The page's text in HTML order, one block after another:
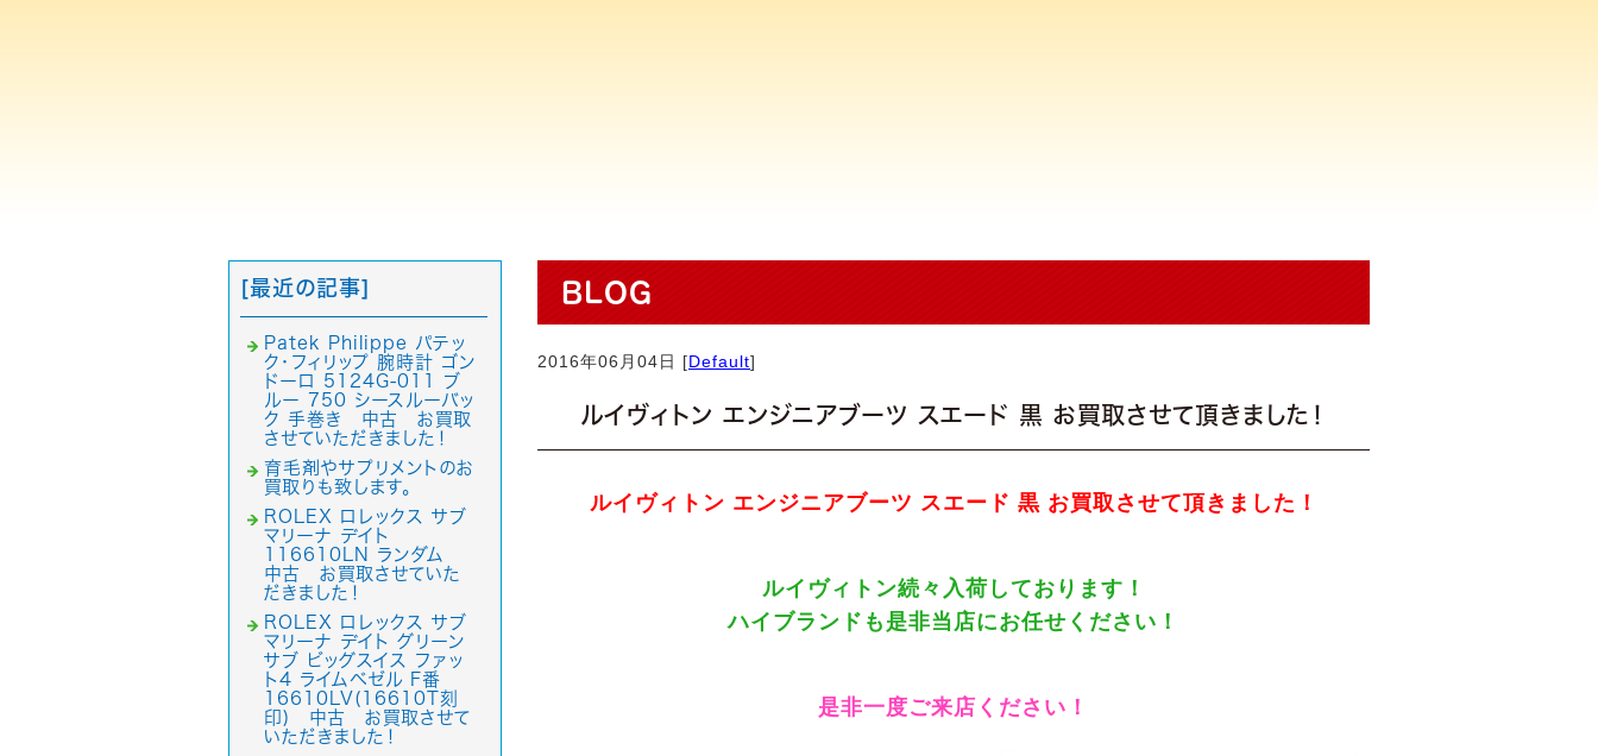
BLOG
2016年06月04日 [Default]
ルイヴィトン エンジニアブーツ スエード 黒 お買取させて頂きました！
ルイヴィトン エンジニアブーツ スエード 黒 お買取させて頂きました！
ルイヴィトン続々入荷しております！
ハイブランドも是非当店にお任せください！
是非一度ご来店ください！
[最近の記事]
Patek Philippe パテッ
ク・フィリップ 腕時計 ゴン
ドーロ 5124G-011 ブ
ルー 750 シースルーバッ
ク 手巻き 中古 お買取
させていただきました！
育毛剤やサプリメントのお
買取りも致します。
ROLEX ロレックス サブ
マリーナ デイト
116610LN ランダム
中古 お買取させていた
だきました！
ROLEX ロレックス サブ
マリーナ デイト グリーン
サブ ビッグスイス ファッ
ト4 ライムベゼル F番
16610LV(16610T刻
印) 中古 お買取させて
いただきました！